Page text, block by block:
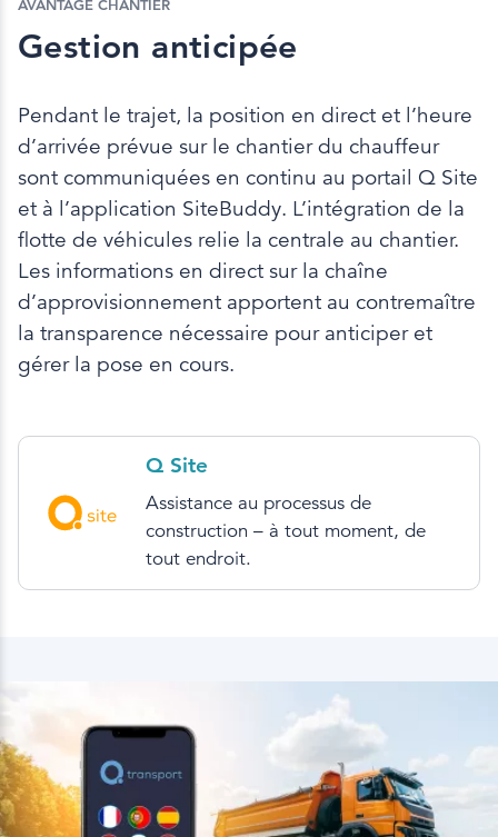
AVANTAGE CHANTIER
Gestion anticipée
Pendant le trajet, la position en direct et l’heure
d’arrivée prévue sur le chantier du chauffeur
sont communiquées en continu au portail Q Site
et à l’application SiteBuddy. L’intégration de la
flotte de véhicules relie la centrale au chantier.
Les informations en direct sur la chaîne
d’approvisionnement apportent au contremaître
la transparence nécessaire pour anticiper et
gérer la pose en cours.
Q Site
Assistance au processus de
construction – à tout moment, de
tout endroit.